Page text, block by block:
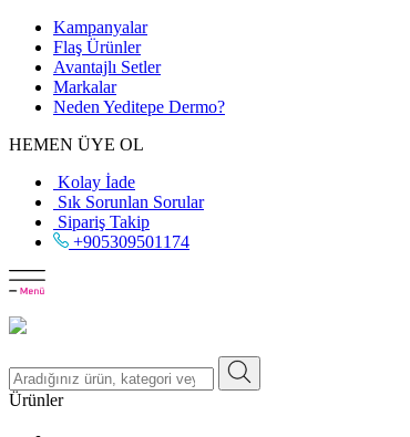
Kampanyalar
Flaş Ürünler
Avantajlı Setler
Markalar
Neden Yeditepe Dermo?
HEMEN ÜYE OL
Kolay İade
Sık Sorunlan Sorular
Sipariş Takip
+905309501174
Ürünler